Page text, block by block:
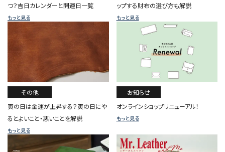
つ？吉日カレンダーと開運日一覧
もっと見る
ップする財布の選び方も解説
もっと見る
その他
寅の日は金運が上昇する？寅の日にや
るとよいこと・悪いことを解説
もっと見る
お知らせ
オンラインショップリニューアル！
もっと見る